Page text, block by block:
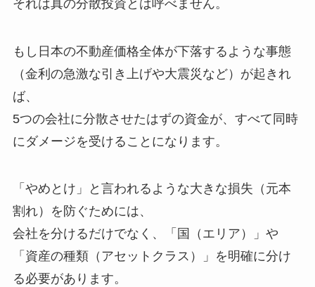
それは真の分散投資とは呼べません。
もし日本の不動産価格全体が下落するような事態
（金利の急激な引き上げや大震災など）が起きれ
ば、
5つの会社に分散させたはずの資金が、すべて同時
にダメージを受けることになります。
「やめとけ」と言われるような大きな損失（元本
割れ）を防ぐためには、
会社を分けるだけでなく、「国（エリア）」や
「資産の種類（アセットクラス）」を明確に分け
る必要があります。